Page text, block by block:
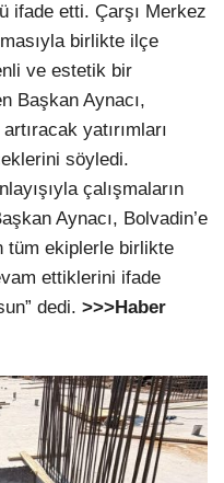
ifade etti. Çarşı Merkez
birlikte ilçe
ve estetik bir
Başkan Aynacı,
yatırımları
söyledi.
çalışmaların
Aynacı, Bolvadin’e
tüm ekiplerle birlikte
ettiklerini ifade
dedi. >>>Haber